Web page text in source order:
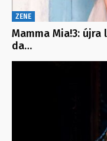
ZENE
Mamma Mia!3: újra
da…